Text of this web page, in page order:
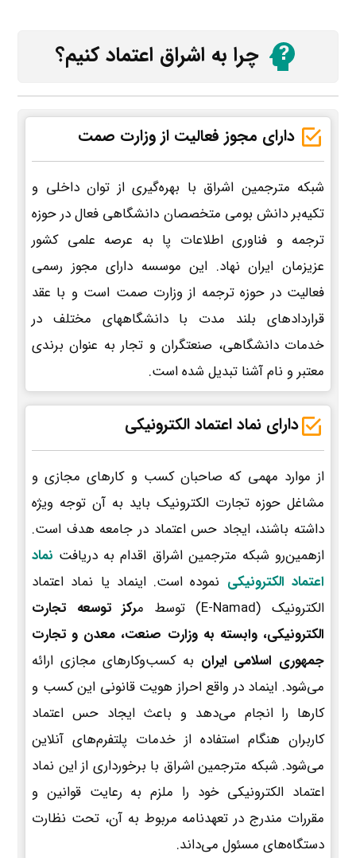
چرا به اشراق اعتماد کنیم؟
دارای مجوز فعالیت از وزارت صمت
شبکه مترجمین اشراق با بهره‌گیری از توان داخلی و
تکیه‌بر دانش بومی متخصصان دانشگاهی فعال در حوزه
ترجمه و فناوری اطلاعات پا به عرصه علمی کشور
عزیزمان ایران نهاد. این موسسه دارای مجوز رسمی
فعالیت در حوزه ترجمه از وزارت صمت است و با عقد
قراردادهای بلند مدت با دانشگاههای مختلف در
خدمات دانشگاهی، صنعتگران و تجار به عنوان برندی
معتبر و نام آشنا تبدیل شده است.
دارای نماد اعتماد الکترونیکی
از موارد مهمی که صاحبان کسب و کارهای مجازی و
مشاغل حوزه تجارت الکترونیک باید به آن توجه ویژه
داشته باشند، ایجاد حس اعتماد در جامعه هدف است.
ازهمین‌رو شبکه مترجمین اشراق اقدام به دریافت نماد
اعتماد الکترونیکی نموده است. اینماد یا نماد اعتماد
الکترونیک (E-Namad) توسط م
رکز توسعه تجارت
الکترونیکی، وابسته به وزارت صنعت، معدن و تجارت
جمهوری اسلامی ایران به کسب‌وکارهای مجازی ارائه
می‌شود. اینماد در واقع احراز هویت قانونی این کسب و
کارها را انجام می‌دهد و باعث ایجاد حس اعتماد
کاربران هنگام استفاده از خدمات پلتفرم‌های آنلاین
می‌شود. شبکه مترجمین اشراق با برخورداری از این نماد
اعتماد الکترونیکی خود را ملزم به رعایت قوانین و
مقررات مندرج در تعهدنامه مربوط به آن، تحت نظارت
دستگاه‌های مسئول می‌داند.